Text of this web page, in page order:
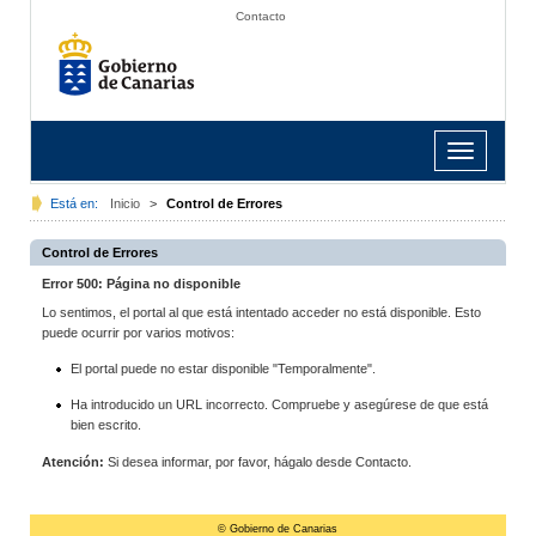
Contacto
Toggle
navigation
Está en: Inicio > Control de Errores
Control de Errores
Error 500: Página no disponible
Lo sentimos, el portal al que está intentado acceder no está disponible. Esto
puede ocurrir por varios motivos:
El portal puede no estar disponible "Temporalmente".
Ha introducido un URL incorrecto. Compruebe y asegúrese de que está
bien escrito.
Atención: Si desea informar, por favor, hágalo desde Contacto.
© Gobierno de Canarias